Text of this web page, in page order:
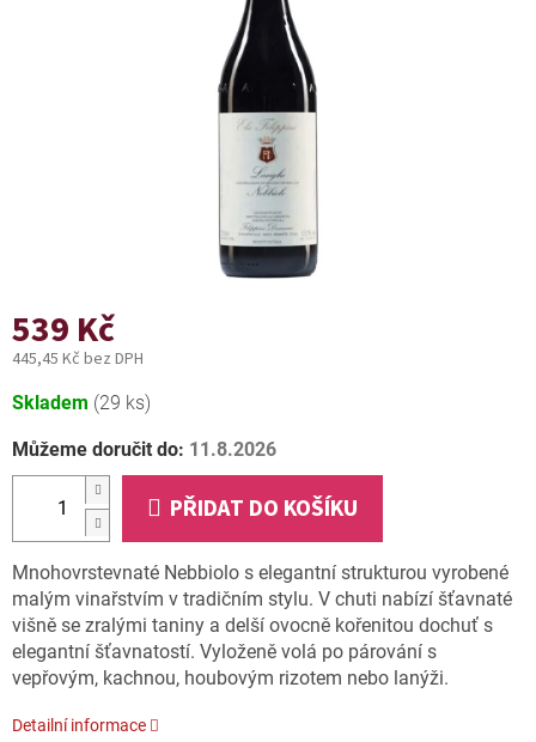
539 Kč
445,45 Kč bez DPH
Měrná
Skladem (29 ks)
Můžeme doručit do: 11.8.2026
PŘIDAT DO KOŠÍKU
Mnohovrstevnaté Nebbiolo s elegantní strukturou vyrobené
malým vinařstvím v tradičním stylu. V chuti nabízí šťavnaté
višně se zralými taniny a delší ovocně kořenitou dochuť s
elegantní šťavnatostí. Vyloženě volá po párování s
vepřovým, kachnou, houbovým rizotem nebo lanýži.
Detailní informace